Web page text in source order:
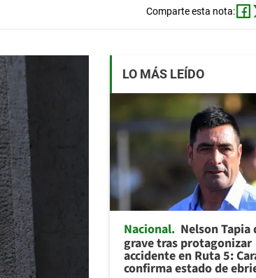
Comparte esta nota:
LO MÁS LEÍDO
Nacional Nelson Tapia
grave tras protagonizar
accidente en Ruta 5:
confirma estado de